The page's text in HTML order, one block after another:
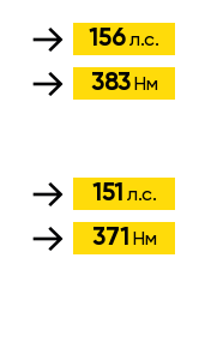
156л.с.
383 Нм
151 л.с.
371 Нм